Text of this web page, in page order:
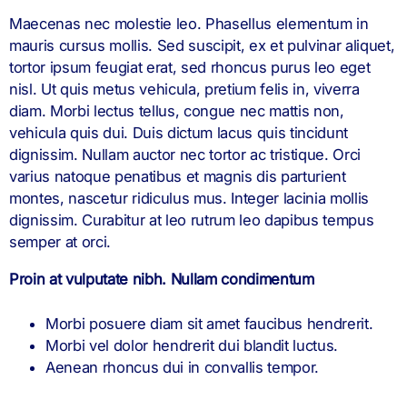
Maecenas nec molestie leo. Phasellus elementum in
mauris cursus mollis. Sed suscipit, ex et pulvinar aliquet,
tortor ipsum feugiat erat, sed rhoncus purus leo eget
nisl. Ut quis metus vehicula, pretium felis in, viverra
diam. Morbi lectus tellus, congue nec mattis non,
vehicula quis dui. Duis dictum lacus quis tincidunt
dignissim. Nullam auctor nec tortor ac tristique. Orci
varius natoque penatibus et magnis dis parturient
montes, nascetur ridiculus mus. Integer lacinia mollis
dignissim. Curabitur at leo rutrum leo dapibus tempus
semper at orci.
Proin at vulputate nibh. Nullam condimentum
Morbi posuere diam sit amet faucibus hendrerit.
Morbi vel dolor hendrerit dui blandit luctus.
Aenean rhoncus dui in convallis tempor.